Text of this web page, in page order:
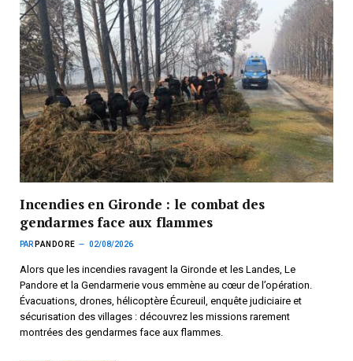
Incendies en Gironde : le combat des
gendarmes face aux flammes
PAR PANDORE 02/08/2026
Alors que les incendies ravagent la Gironde et les Landes, Le
Pandore et la Gendarmerie vous emmène au cœur de l’opération.
Évacuations, drones, hélicoptère Écureuil, enquête judiciaire et
sécurisation des villages : découvrez les missions rarement
montrées des gendarmes face aux flammes.